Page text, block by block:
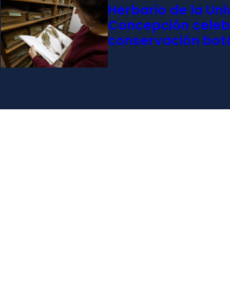
Herbario de la
Concepción
conservación